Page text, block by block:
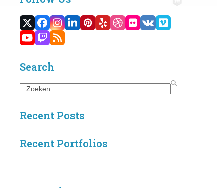
Twitter
(deprecated)
Facebook
Instagram
LinkedIn
Pinterest
YelpDribbble
Flickr
VKVimeo
YouTube
Twitch
RSS
Search
Search
Recent Posts
Recent Portfolios